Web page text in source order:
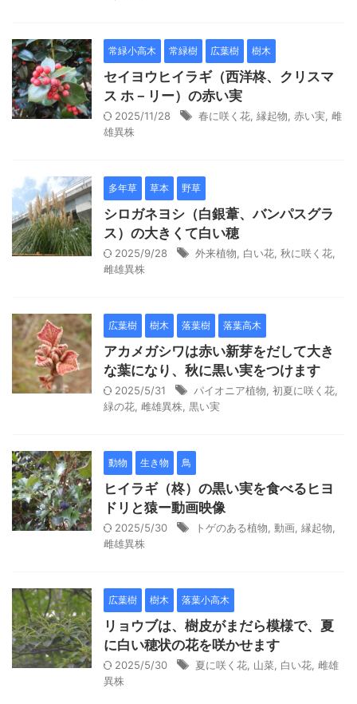
常緑小高木 常緑樹 広葉樹 樹木
セイヨウヒイラギ（西洋柊、クリスマ
ス ホ－リー）の赤い実
2025/11/28 春に咲く花 縁起物 赤い実 雌
雄異株
多年草 草本 野草
シロガネヨシ（白銀葦、バンパスグラ
ス）の大きくて白い穂
2025/9/28 外来植物 白い花 秋に咲く花
雌雄異株
広葉樹 樹木 落葉樹 落葉高木
アカメガシワは赤い新芽をだして大き
な葉になり、秋に黒い実をつけます
2025/5/31 パイオニア植物 初夏に咲く花
緑の花 雌雄異株 黒い実
動物 生き物 鳥
ヒイラギ（柊）の黒い実を食べるヒヨ
ドリと猿ー動画映像
2025/5/30 トゲのある植物 動画 縁起物
雌雄異株
広葉樹 樹木 落葉小高木
リョウブは、樹皮がまだら模様で、夏
に白い穂状の花を咲かせます
2025/5/30 夏に咲く花 山菜 白い花 雌雄
異株